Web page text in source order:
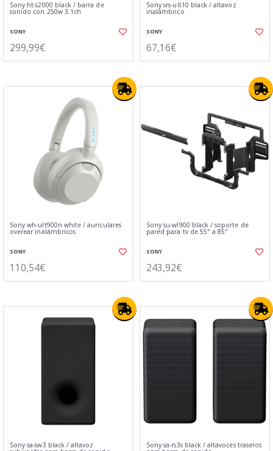
Sony ht-s2000 black / barra de
sonido con 250w 3.1ch
SONY
299,99€
Sony srs-ult10 black / altavoz
inalámbrico
SONY
67,16€
Sony wh-ult900n white / auriculares
overear inalámbricos
SONY
110,54€
Sony su-wl900 black / soporte de
pared para tv de 55" a 85"
SONY
243,92€
Sony sa-sw3 black / altavoz Sony sa-rs3s black / altavoces traseros